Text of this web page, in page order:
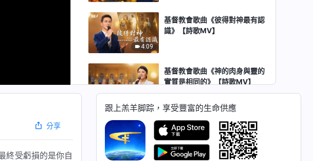
4:09
基督教會歌曲《彼得對神最有認
識》【詩歌MV】
基督教會歌曲《神的肉身與靈的
實質是相同的》【詩歌MV】
5:30
基督教會歌曲《追求在凡事上明
白真理才能被神成全》【詩歌
MV】
分享
終受虧損的是你自
跟上羔羊脚踪，享受豐富的生命供應